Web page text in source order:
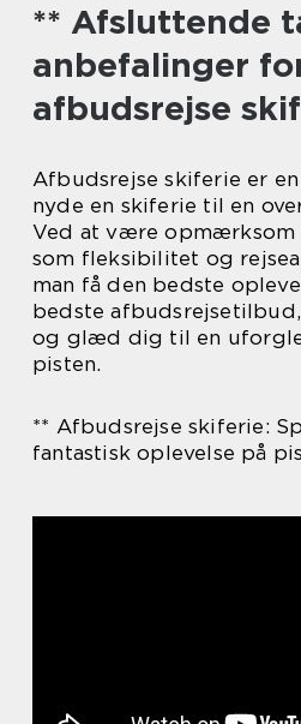
** Afsluttende
anbefalinger
afbudsrejse
Afbudsrejse skiferie er
nyde en skiferie til en
Ved at være
som fleksibilitet og
man få den bedste
bedste
og glæd dig til en
pisten.
** Afbudsrejse skiferie:
fantastisk oplevelse på